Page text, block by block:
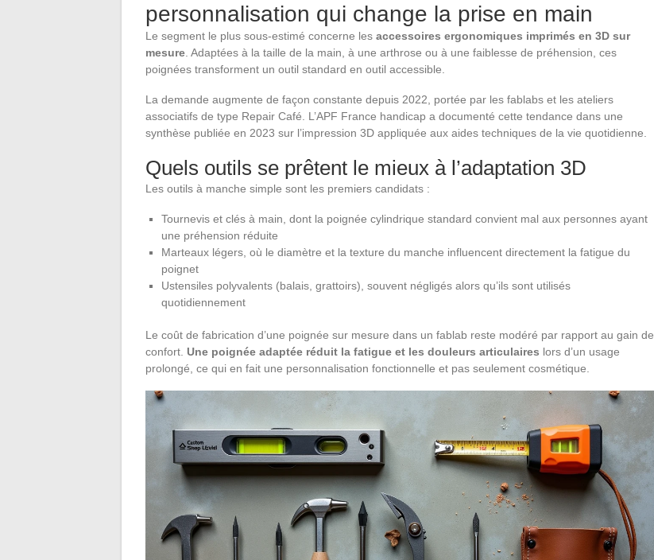
personnalisation qui change la prise en main
Le segment le plus sous-estimé concerne les accessoires ergonomiques imprimés en 3D sur
mesure . Adaptées à la taille de la main, à une arthrose ou à une faiblesse de préhension, ces
poignées transforment un outil standard en outil accessible.
La demande augmente de façon constante depuis 2022, portée par les fablabs et les ateliers
associatifs de type Repair Café. L’APF France handicap a documenté cette tendance dans une
synthèse publiée en 2023 sur l’impression 3D appliquée aux aides techniques de la vie quotidienne.
Quels outils se prêtent le mieux à l’adaptation 3D
Les outils à manche simple sont les premiers candidats :
Tournevis et clés à main, dont la poignée cylindrique standard convient mal aux personnes ayant
une préhension réduite
Marteaux légers, où le diamètre et la texture du manche influencent directement la fatigue du
poignet
Ustensiles polyvalents (balais, grattoirs), souvent négligés alors qu’ils sont utilisés
quotidiennement
Le coût de fabrication d’une poignée sur mesure dans un fablab reste modéré par rapport au gain de
confort. Une poignée adaptée réduit la fatigue et les douleurs articulaires lors d’un usage
prolongé, ce qui en fait une personnalisation fonctionnelle et pas seulement cosmétique.